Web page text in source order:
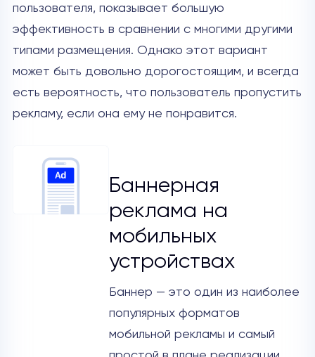
пользователя, показывает большую
эффективность в сравнении с многими другими
типами размещения. Однако этот вариант
может быть довольно дорогостоящим, и всегда
есть вероятность, что пользователь пропустить
рекламу, если она ему не понравится.
Баннерная
реклама на
мобильных
устройствах
Баннер — это один из наиболее
популярных форматов
мобильной рекламы и самый